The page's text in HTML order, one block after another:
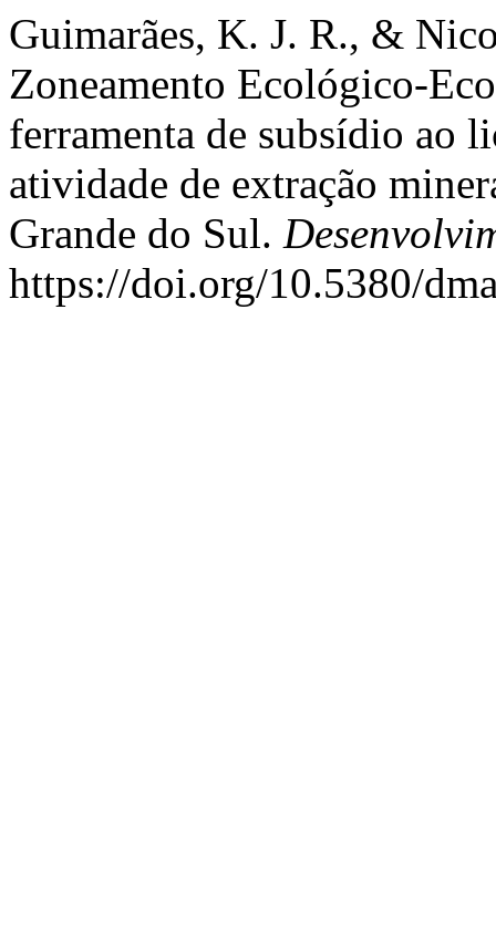
Guimarães, K. J. R., &
Zoneamento Ecológico-
ferramenta de subsídio ao
atividade de extração
Grande do Sul.
https://doi.org/10.5380/